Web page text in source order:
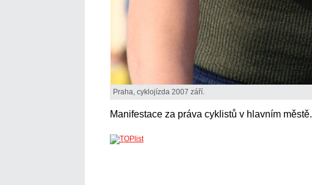
Praha, cyklojízda 2007 září.
Manifestace za práva cyklistů v hlavním městě.